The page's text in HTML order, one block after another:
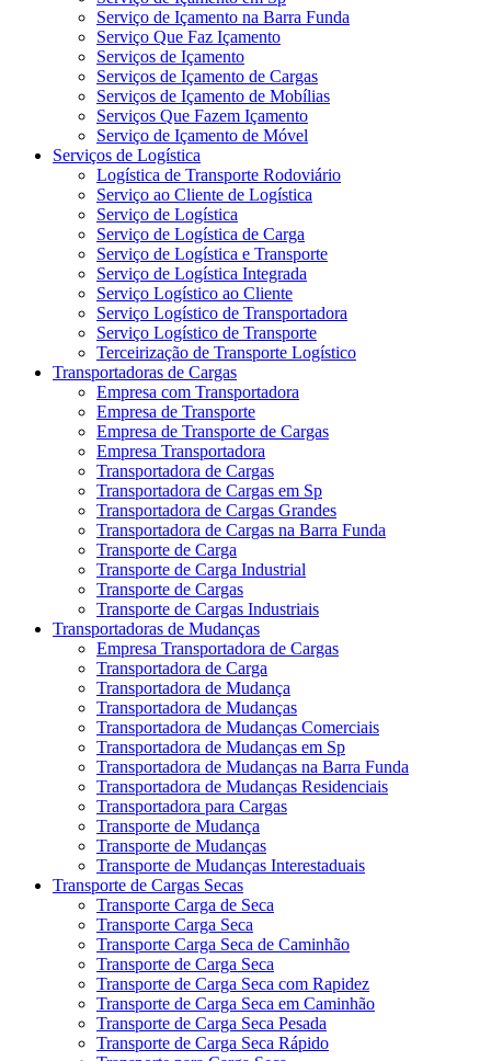
Serviço de Içamento na Barra Funda
Serviço Que Faz Içamento
Serviços de Içamento
Serviços de Içamento de Cargas
Serviços de Içamento de Mobílias
Serviços Que Fazem Içamento
Serviço de Içamento de Móvel
Serviços de Logística
Logística de Transporte Rodoviário
Serviço ao Cliente de Logística
Serviço de Logística
Serviço de Logística de Carga
Serviço de Logística e Transporte
Serviço de Logística Integrada
Serviço Logístico ao Cliente
Serviço Logístico de Transportadora
Serviço Logístico de Transporte
Terceirização de Transporte Logístico
Transportadoras de Cargas
Empresa com Transportadora
Empresa de Transporte
Empresa de Transporte de Cargas
Empresa Transportadora
Transportadora de Cargas
Transportadora de Cargas em Sp
Transportadora de Cargas Grandes
Transportadora de Cargas na Barra Funda
Transporte de Carga
Transporte de Carga Industrial
Transporte de Cargas
Transporte de Cargas Industriais
Transportadoras de Mudanças
Empresa Transportadora de Cargas
Transportadora de Carga
Transportadora de Mudança
Transportadora de Mudanças
Transportadora de Mudanças Comerciais
Transportadora de Mudanças em Sp
Transportadora de Mudanças na Barra Funda
Transportadora de Mudanças Residenciais
Transportadora para Cargas
Transporte de Mudança
Transporte de Mudanças
Transporte de Mudanças Interestaduais
Transporte de Cargas Secas
Transporte Carga de Seca
Transporte Carga Seca
Transporte Carga Seca de Caminhão
Transporte de Carga Seca
Transporte de Carga Seca com Rapidez
Transporte de Carga Seca em Caminhão
Transporte de Carga Seca Pesada
Transporte de Carga Seca Rápido